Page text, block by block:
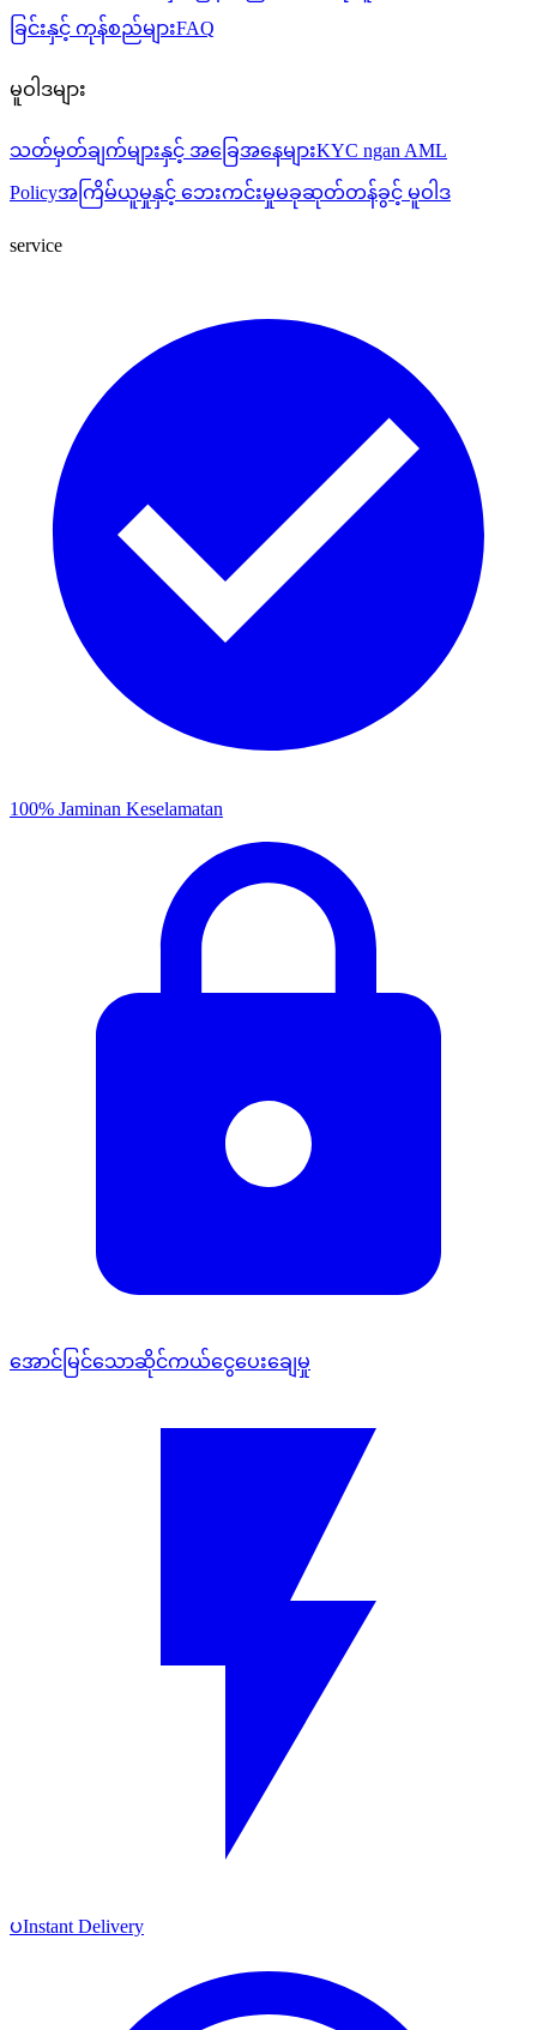
ခြင်းနှင့် ကုန်စည်များFAQ
မူဝါဒများ
သတ်မှတ်ချက်များနှင့် အခြေအနေများKYC ngan AML
Policyအကြိမ်ယူမှုနှင့် ဘေးကင်းမှုမခုဆုတ်တန်ခွင့် မူဝါဒ
service
100% Jaminan Keselamatan
အောင်မြင်သောဆိုင်ကယ်ငွေပေးချေမှု
ပInstant Delivery